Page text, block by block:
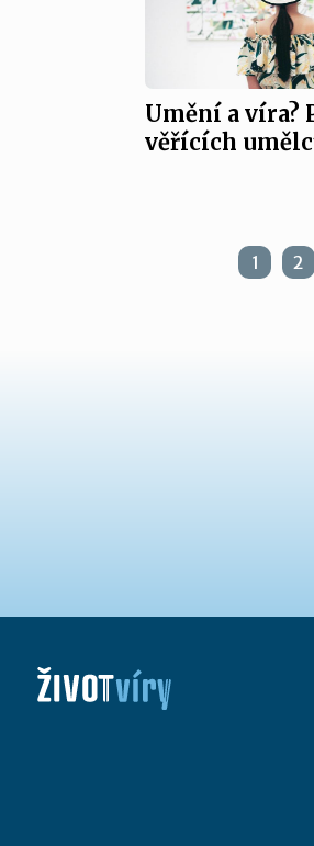
Umění a víra?
věřících
1 2